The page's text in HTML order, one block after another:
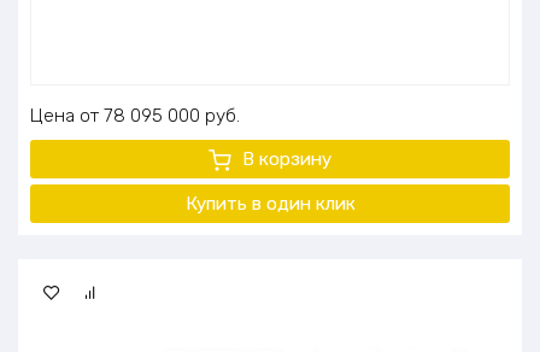
Цена 78 095 000 руб.
В корзину
Купить в один клик